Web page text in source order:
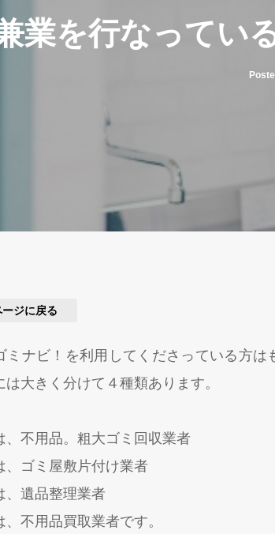
業を行なってい
ジに戻る
ミナビ！を利用してくださっている方
は大きく分けて４種類あります。
、不用品。粗大ゴミ回収業者
、ゴミ屋敷片付け業者
、遺品整理業者
、不用品買取業者です。